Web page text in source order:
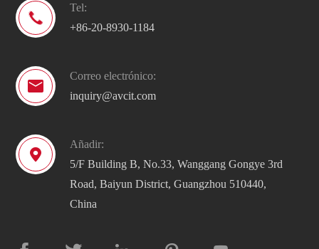

Tel:
+86-20-8930-1184

Correo electrónico:
inquiry@avcit.com

Añadir:
5/F Building B, No.33, Wanggang Gongye 3rd
Road, Baiyun District, Guangzhou 510440,
China